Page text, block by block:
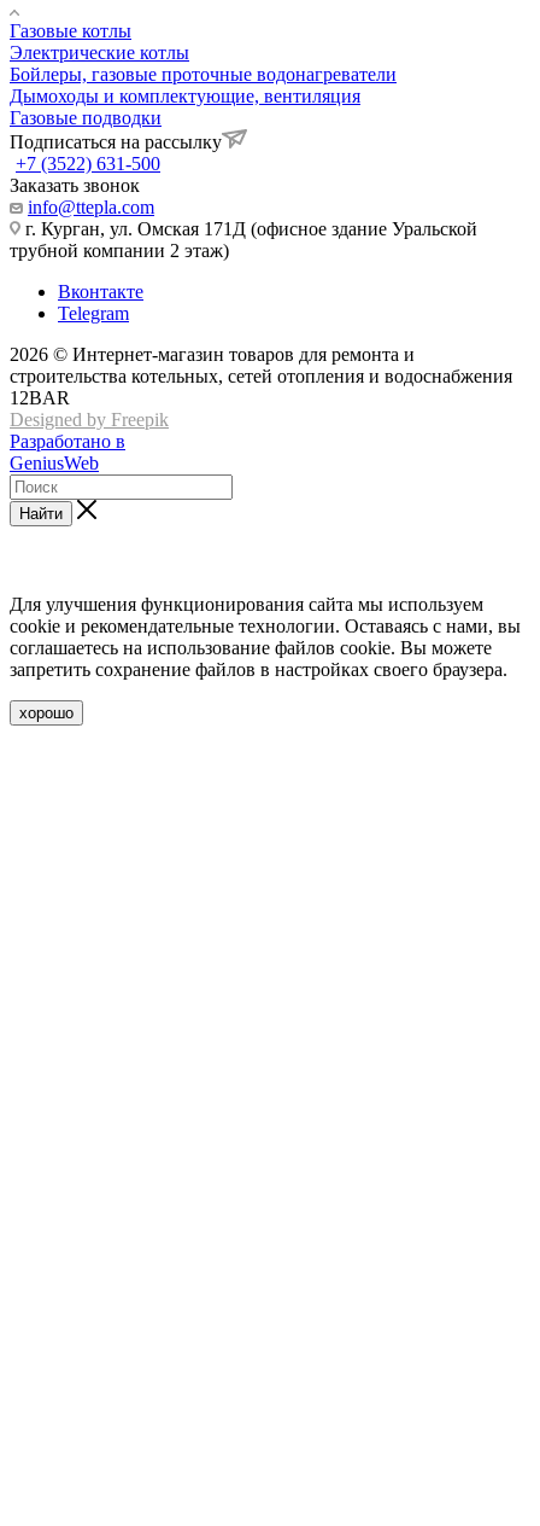
Газовые котлы
Электрические котлы
Бойлеры, газовые проточные водонагреватели
Дымоходы и комплектующие, вентиляция
Газовые подводки
Подписаться на рассылку
+7 (3522) 631-500
Заказать звонок
info@ttepla.com
г. Курган, ул. Омская 171Д (офисное здание Уральской
трубной компании 2 этаж)
Вконтакте
Telegram
2026 © Интернет-магазин товаров для ремонта и
строительства котельных, сетей отопления и водоснабжения
12BAR
Designed by Freepik
Разработано в
GeniusWeb
Найти
Для улучшения функционирования сайта мы используем
cookie и рекомендательные технологии. Оставаясь с нами, вы
соглашаетесь на использование файлов cookie. Вы можете
запретить сохранение файлов в настройках своего браузера.
хорошо